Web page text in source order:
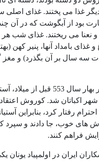
غذا می پختند. غذای اصلی
بود از آبگوشت که در آن
و نعنا می ریختند. غذای شب
بامداد آنها، پنیر کهن
سه سال بر آن بگذرد) و مغز
عاقبت، کوروش در بهار سال 553 قبل
اکباتان شد. کوروش
احترام رفتار کرد، بنابراین
های خوب، جا دادند و سپرد
فراهم کنند.
ایران در اولمپیاد یونان